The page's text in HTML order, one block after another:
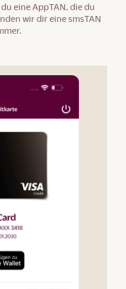
eine AppTAN, die du
wir dir eine smsTAN